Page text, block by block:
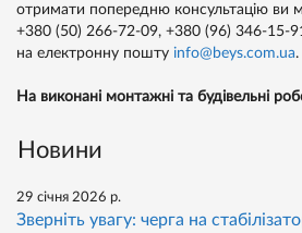
отримати попередню консультацію ви
+380 (50) 266-72-09, +380 (96) 346-15-
на електронну пошту info@beys.com.ua.
На виконані монтажні та будівельні
Новини
29 січня 2026 р.
Зверніть увагу: черга на